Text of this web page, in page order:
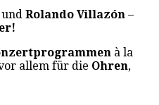
und Rolando Villazón –
à la
allem für die Ohren,